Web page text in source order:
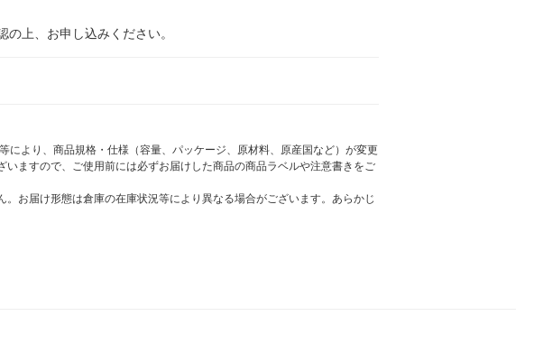
上、お申し込みください。
より、商品規格・仕様（容量、パッケージ、原材料、原産国など）が変更
ますので、ご使用前には必ずお届けした商品の商品ラベルや注意書きをご
お届け形態は倉庫の在庫状況等により異なる場合がございます。あらかじ